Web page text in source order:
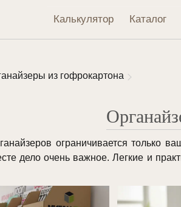
Калькулятор Каталог
из гофрокартона
ограничивается только
дело очень важное. Легкие и